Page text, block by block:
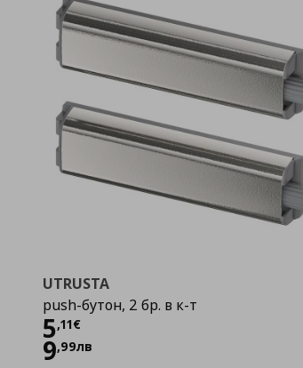
UTRUSTA
push-бутон, 2 бр. в к-т
5,11€
Цена
9,99лв